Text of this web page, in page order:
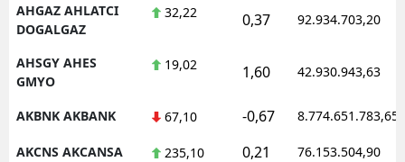
AHGAZ AHLATCI
DOGALGAZ
32,22 0,37 92.934.703,20
AHSGY AHES
GMYO
19,02 1,60 42.930.943,63
AKBNK AKBANK 67,10 -0,67 8.774.651.783,65
AKCNS AKCANSA 235,10 0,21 76.153.504,90